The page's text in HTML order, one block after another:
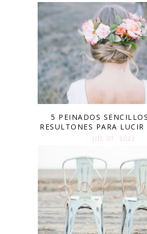
5 PEINADOS
RESULTONES PARA LUCIR
JUL 07. 2022